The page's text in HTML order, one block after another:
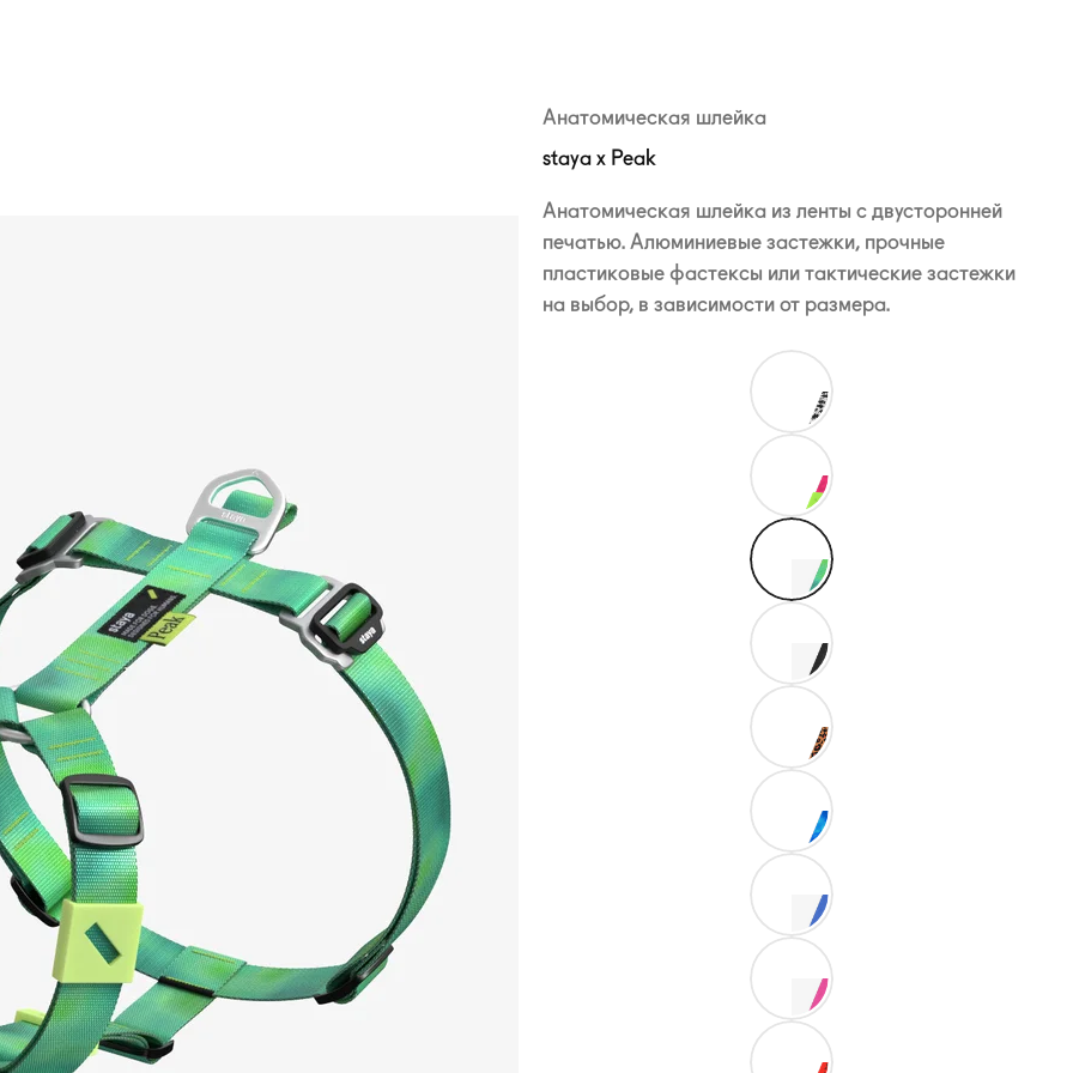
Анатомическая шлейка
staya x Peak
Анатомическая шлейка из ленты с двусторонней
печатью. Алюминиевые застежки, прочные
пластиковые фастексы или тактические застежки
на выбор, в зависимости от размера.